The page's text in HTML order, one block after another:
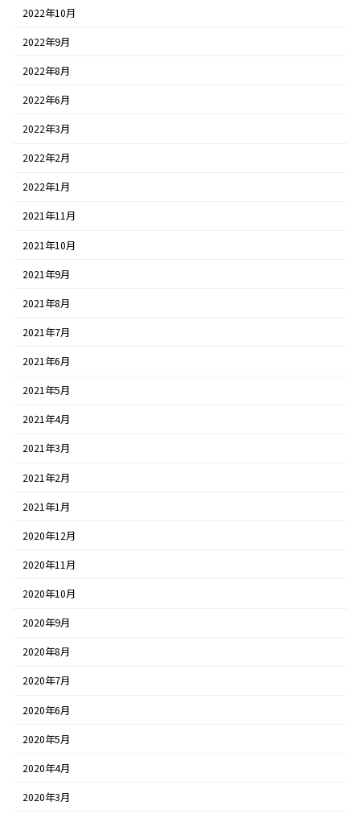
2022年10月
2022年9月
2022年8月
2022年6月
2022年3月
2022年2月
2022年1月
2021年11月
2021年10月
2021年9月
2021年8月
2021年7月
2021年6月
2021年5月
2021年4月
2021年3月
2021年2月
2021年1月
2020年12月
2020年11月
2020年10月
2020年9月
2020年8月
2020年7月
2020年6月
2020年5月
2020年4月
2020年3月